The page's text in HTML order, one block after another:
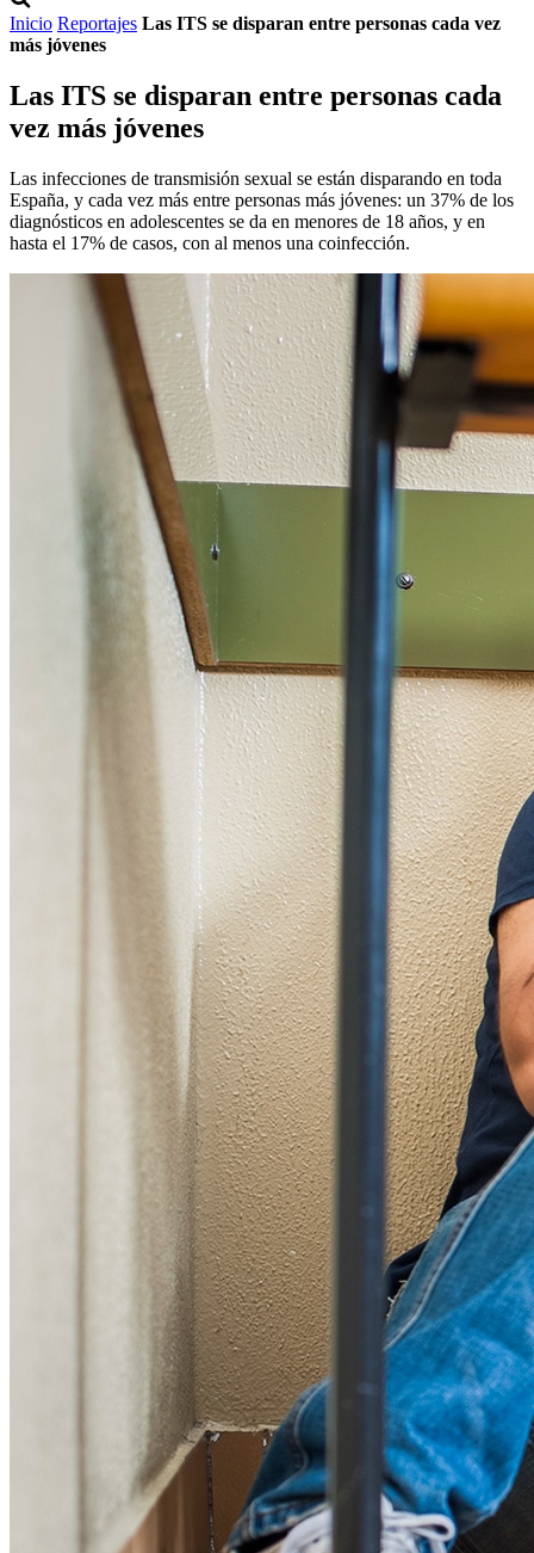
Inicio Reportajes Las ITS se disparan entre personas cada vez
más jóvenes
Las ITS se disparan entre personas cada
vez más jóvenes
Las infecciones de transmisión sexual se están disparando en toda
España, y cada vez más entre personas más jóvenes: un 37% de los
diagnósticos en adolescentes se da en menores de 18 años, y en
hasta el 17% de casos, con al menos una coinfección.